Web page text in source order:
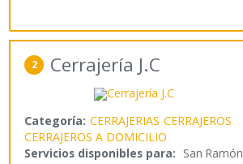
2 Cerrajería J.C
Categoría: CERRAJERIAS CERRAJEROS
CERRAJEROS A DOMICILIO
Servicios disponibles para: San Ramón